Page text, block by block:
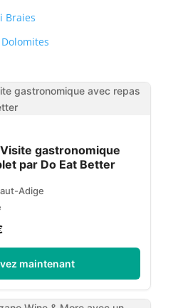
Braies
gastronomique
par Do Eat Better
Adige
maintenant